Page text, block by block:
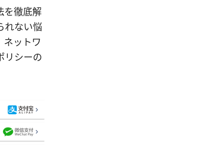
を徹底解
れない悩
ネットワ
リシーの